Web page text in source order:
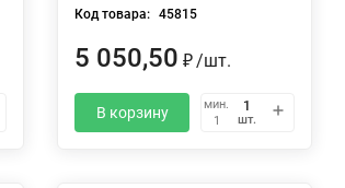
Код товара: 45815
5 050,50 ₽ /шт.
В корзину
мин.
1
шт.